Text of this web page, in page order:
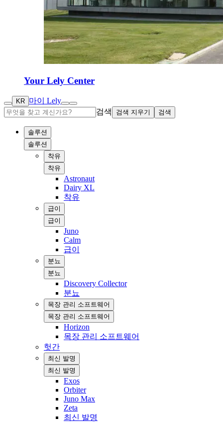
Your Lely Center
KR 마이 Lely
검색
검색 지우기 검색
솔루션
솔루션
착유
착유
Astronaut
Dairy XL
착유
급이
급이
Juno
Calm
급이
분뇨
분뇨
Discovery Collector
분뇨
목장 관리 소프트웨어
목장 관리 소프트웨어
Horizon
목장 관리 소프트웨어
헛간
최신 발명
최신 발명
Exos
Orbiter
Juno Max
Zeta
최신 발명